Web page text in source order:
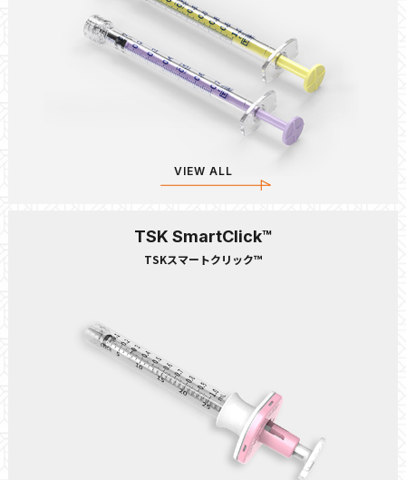
VIEW ALL
TSK SmartClick™
TSKスマートクリック™